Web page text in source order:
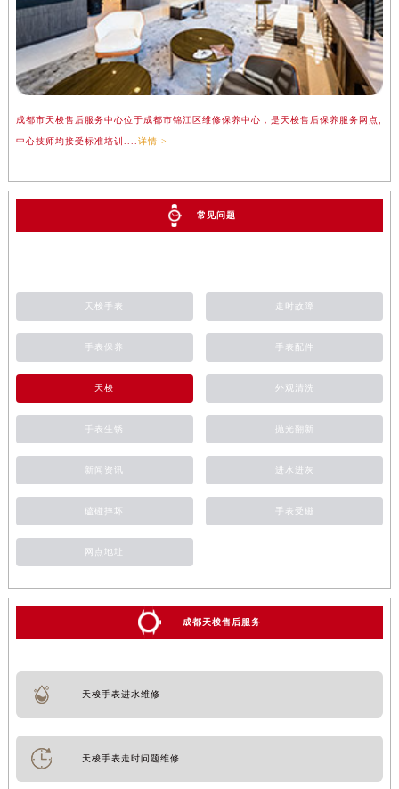
成都市天梭售后服务中心位于成都市锦江区维修保养中心，是天梭售后保养服务网点,
中心技师均接受标准培训.... 详情 >
常见问题
天梭手表 走时故障
手表保养 手表配件
天梭 外观清洗
手表生锈 抛光翻新
新闻资讯 进水进灰
磕碰摔坏 手表受磁
网点地址
成都天梭售后服务
天梭手表进水维修
天梭手表走时问题维修